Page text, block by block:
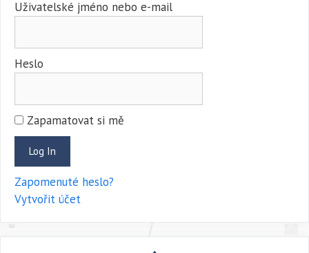
Uživatelské jméno nebo e-mail
Heslo
Zapamatovat si mě
Zapomenuté heslo?
Vytvořit účet